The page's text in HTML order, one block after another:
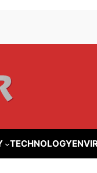
TECHNOLOGY